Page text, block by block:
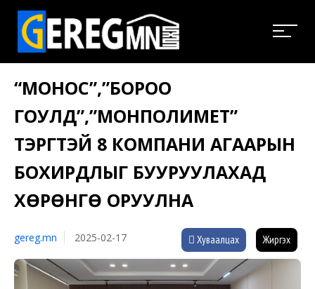
“МОНОС”,”БОРОО
ГОУЛД”,”МОНПОЛИМЕТ”
ТЭРГҮҮТЭЙ 8 КОМПАНИ АГААРЫН
БОХИРДЛЫГ БУУРУУЛАХАД
ХӨРӨНГӨ ОРУУЛНА
gereg.mn 2025-02-17 Хуваалцах Жиргэх